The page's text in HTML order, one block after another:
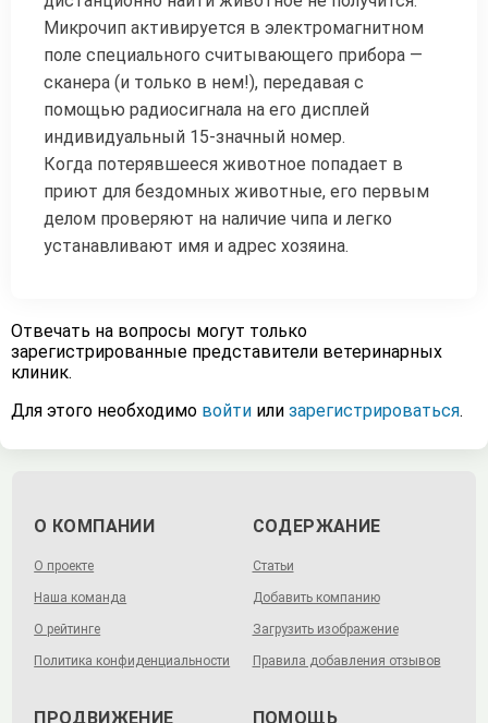
Микрочип активируется в электромагнитном
поле специального считывающего прибора —
сканера (и только в нем!), передавая с
помощью радиосигнала на его дисплей
индивидуальный 15-значный номер.
Когда потерявшееся животное попадает в
приют для бездомных животные, его первым
делом проверяют на наличие чипа и легко
устанавливают имя и адрес хозяина.
Отвечать на вопросы могут только
зарегистрированные представители ветеринарных
клиник.
Для этого необходимо войти или зарегистрироваться.
О КОМПАНИИ
О проекте
Наша команда
О рейтинге
Политика конфиденциальности
СОДЕРЖАНИЕ
Статьи
Добавить компанию
Загрузить изображение
Правила добавления отзывов
ПРОДВИЖЕНИЕ ПОМОЩЬ